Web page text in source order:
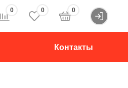
0 0 0
Контакты